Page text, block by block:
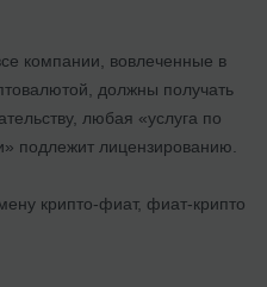
компании, вовлеченные в
должны получать
любая «услуга по
подлежит лицензированию.
крипто-фиат, фиат-крипто